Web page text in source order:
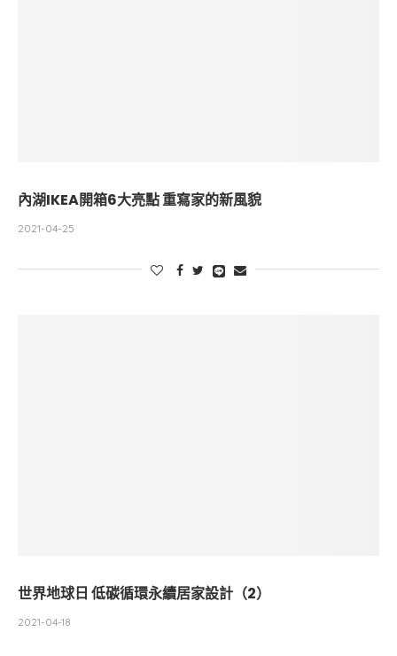
內湖IKEA開箱6大亮點 重寫家的新風貌
2021-04-25
世界地球日 低碳循環永續居家設計（2）
2021-04-18